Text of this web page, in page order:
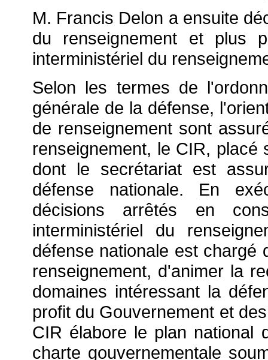
M. Francis Delon a ensuite
du renseignement et plus
interministériel du
Selon les termes de
générale de la défense,
de renseignement sont
renseignement, le CIR,
dont le secrétariat est
défense nationale. En
décisions arrêtés en
interministériel du
défense nationale est chargé
renseignement, d'animer la
domaines intéressant la
profit du Gouvernement et
CIR élabore le plan national
charte gouvernementale